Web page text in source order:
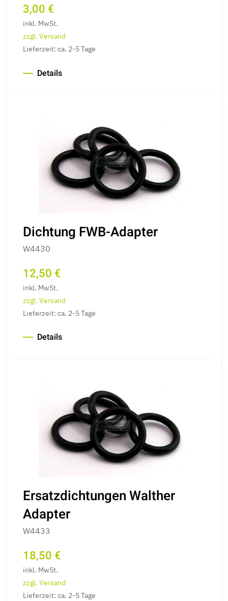
3,00 €
inkl. MwSt.
zzgl. Versand
Lieferzeit: ca. 2-5 Tage
Details
Dichtung FWB-Adapter
W4430
12,50 €
inkl. MwSt.
zzgl. Versand
Lieferzeit: ca. 2-5 Tage
Details
Ersatzdichtungen Walther
Adapter
W4433
18,50 €
inkl. MwSt.
zzgl. Versand
Lieferzeit: ca. 2-5 Tage